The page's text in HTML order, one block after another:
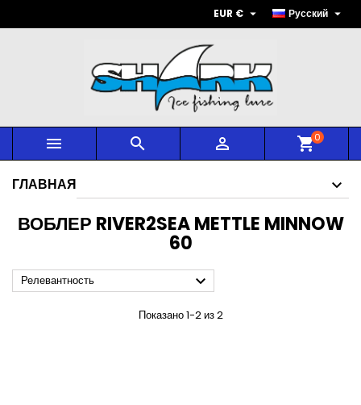
Русский 
EUR € 
   shopping_cart0
ГЛАВНАЯ
ВОБЛЕР RIVER2SEA METTLE MINNOW
60
Релевантность 
Показано 1-2 из 2